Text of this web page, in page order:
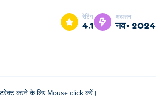
रेटिंग
4.1
अद्यतन
नव॰ 2024
करने के लिए Mouse click करें।